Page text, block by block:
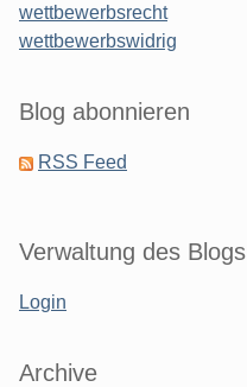
wettbewerbsrecht
wettbewerbswidrig
Blog abonnieren
RSS Feed
Verwaltung des Blogs
Login
Archive